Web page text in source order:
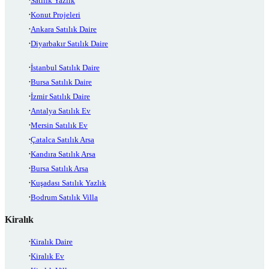
Konut Projeleri
Ankara Satılık Daire
Diyarbakır Satılık Daire
İstanbul Satılık Daire
Bursa Satılık Daire
İzmir Satılık Daire
Antalya Satılık Ev
Mersin Satılık Ev
Çatalca Satılık Arsa
Kandıra Satılık Arsa
Bursa Satılık Arsa
Kuşadası Satılık Yazlık
Bodrum Satılık Villa
Kiralık
Kiralık Daire
Kiralık Ev